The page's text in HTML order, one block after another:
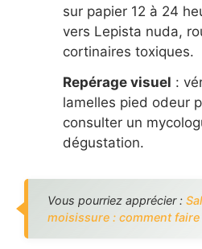
sur papier 12 à 24
vers Lepista nuda,
cortinaires toxiques.
Repérage visuel :
lamelles pied odeur
consulter un
dégustation.
Vous pourriez apprécier :
moisissure : comment